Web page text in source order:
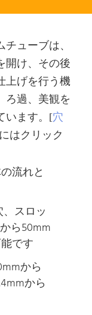
ューブは、
開け、その後
上げを行う機
ろ過、美観を
います。[穴
はクリック
流れと
スロッ
ら50mm
です
から
から